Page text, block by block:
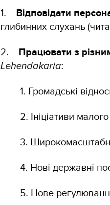
1. Відповідати
глибинних слухань
2. Працювати з
Lehendakaria:
1. Громадські
2. Ініціативи
3.
4. Нові державні
5. Нове